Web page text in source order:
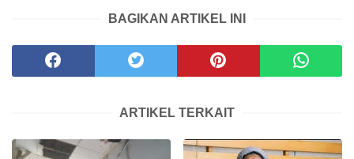
BAGIKAN ARTIKEL INI
ARTIKEL TERKAIT